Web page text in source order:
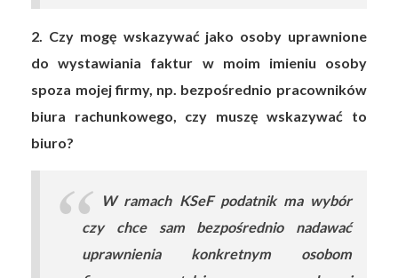
2. Czy mogę wskazywać jako osoby uprawnione
do wystawiania faktur w moim imieniu osoby
spoza mojej firmy, np. bezpośrednio pracowników
biura rachunkowego, czy muszę wskazywać to
biuro?
W ramach KSeF podatnik ma wybór
czy chce sam bezpośrednio nadawać
uprawnienia konkretnym osobom